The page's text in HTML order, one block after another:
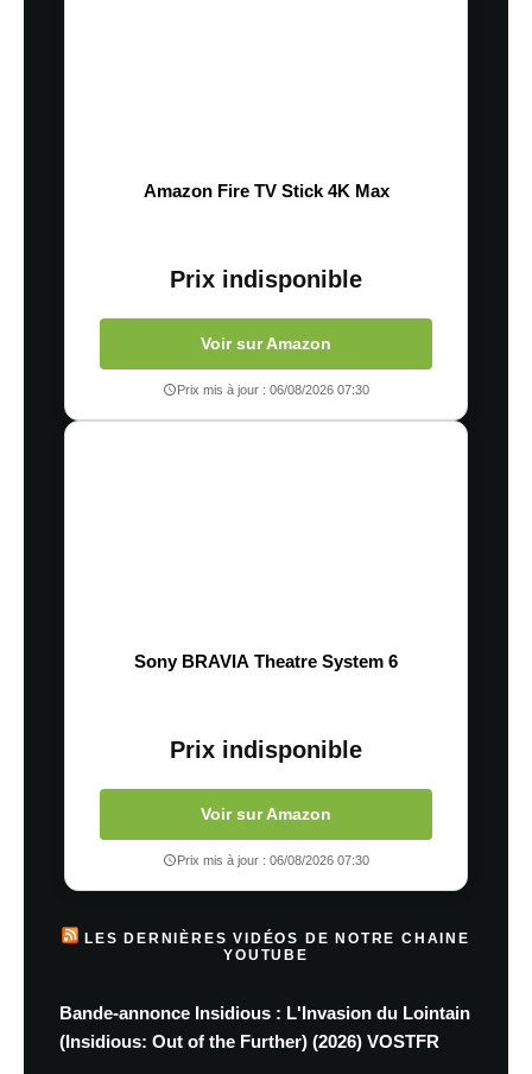
Amazon Fire TV Stick 4K Max
Prix indisponible
Voir sur Amazon
Prix mis à jour : 06/08/2026 07:30
Sony BRAVIA Theatre System 6
Prix indisponible
Voir sur Amazon
Prix mis à jour : 06/08/2026 07:30
LES DERNIÈRES VIDÉOS DE NOTRE CHAINE
YOUTUBE
Bande-annonce Insidious : L'Invasion du Lointain
(Insidious: Out of the Further) (2026) VOSTFR